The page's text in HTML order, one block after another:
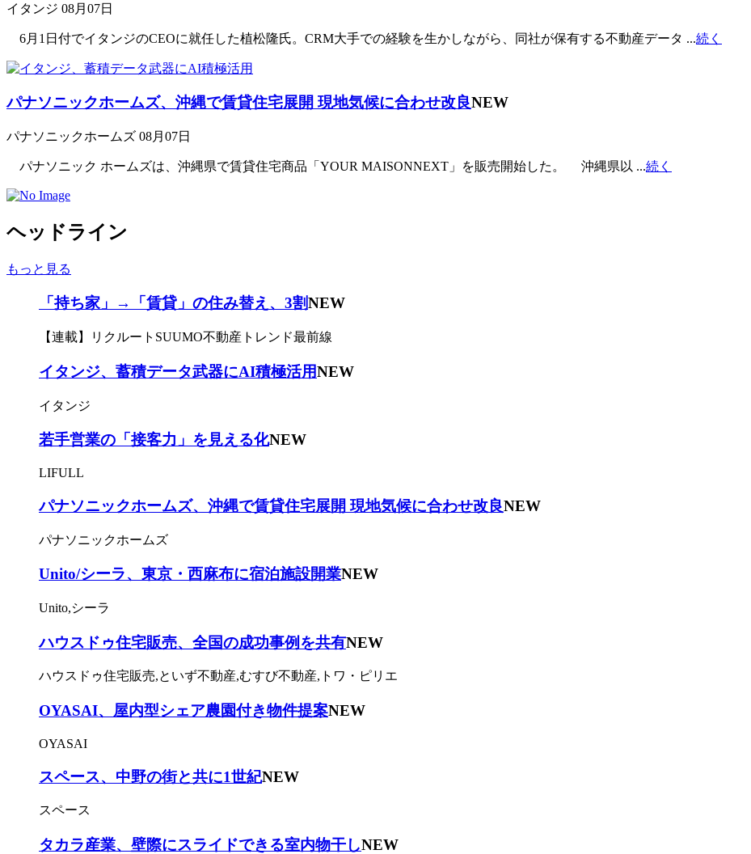
イタンジ 08月07日
6月1日付でイタンジのCEOに就任した植松隆氏。CRM大手での経験を生かしながら、同社が保有する不動産データ ...続く
パナソニックホームズ、沖縄で賃貸住宅展開 現地気候に合わせ改良NEW
パナソニックホームズ 08月07日
パナソニック ホームズは、沖縄県で賃貸住宅商品「YOUR MAISONNEXT」を販売開始した。 沖縄県以 ...続く
ヘッドライン
もっと見る
「持ち家」→「賃貸」の住み替え、3割NEW
【連載】リクルートSUUMO不動産トレンド最前線
イタンジ、蓄積データ武器にAI積極活用NEW
イタンジ
若手営業の「接客力」を見える化NEW
LIFULL
パナソニックホームズ、沖縄で賃貸住宅展開 現地気候に合わせ改良NEW
パナソニックホームズ
Unito/シーラ、東京・西麻布に宿泊施設開業NEW
Unito,シーラ
ハウスドゥ住宅販売、全国の成功事例を共有NEW
ハウスドゥ住宅販売,といず不動産,むすび不動産,トワ・ピリエ
OYASAI、屋内型シェア農園付き物件提案NEW
OYASAI
スペース、中野の街と共に1世紀NEW
スペース
タカラ産業、壁際にスライドできる室内物干しNEW